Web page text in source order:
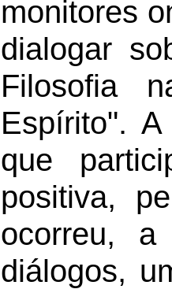
monitores
dialogar
Filosofia
Espírito".
que
positiva,
ocorreu, a
diálogos,